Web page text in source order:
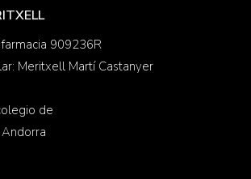
909236R
Meritxell Martí Castanyer
de